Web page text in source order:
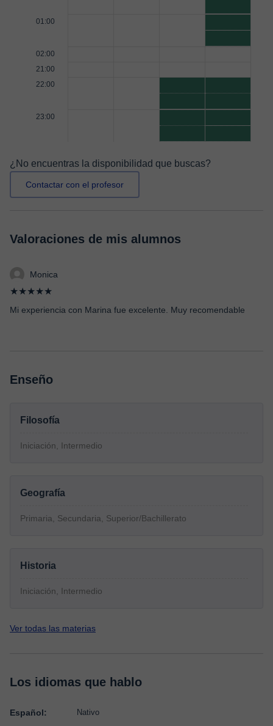
01:00
02:00
21:00
22:00
23:00
¿No encuentras la disponibilidad que buscas?
Contactar con el profesor
Valoraciones de mis alumnos
Monica
★★★★★
Mi experiencia con Marina fue excelente. Muy recomendable
Enseño
Filosofía
Iniciación, Intermedio
Geografía
Primaria, Secundaria, Superior/Bachillerato
Historia
Iniciación, Intermedio
Ver todas las materias
Los idiomas que hablo
Español: Nativo